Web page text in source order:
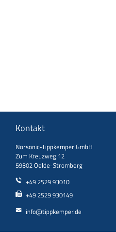
Kontakt
Norsonic-Tippkemper GmbH
Zum Kreuzweg 12
59302 Oelde-Stromberg
+49 2529 93010
+49 2529 930149
info@tippkemper.de